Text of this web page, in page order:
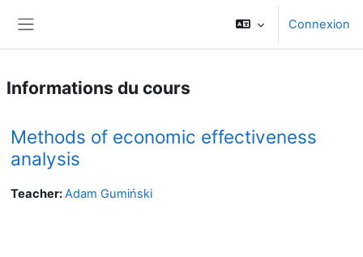
Connexion
Informations du cours
Methods of economic effectiveness
analysis
Teacher:Adam Gumiński